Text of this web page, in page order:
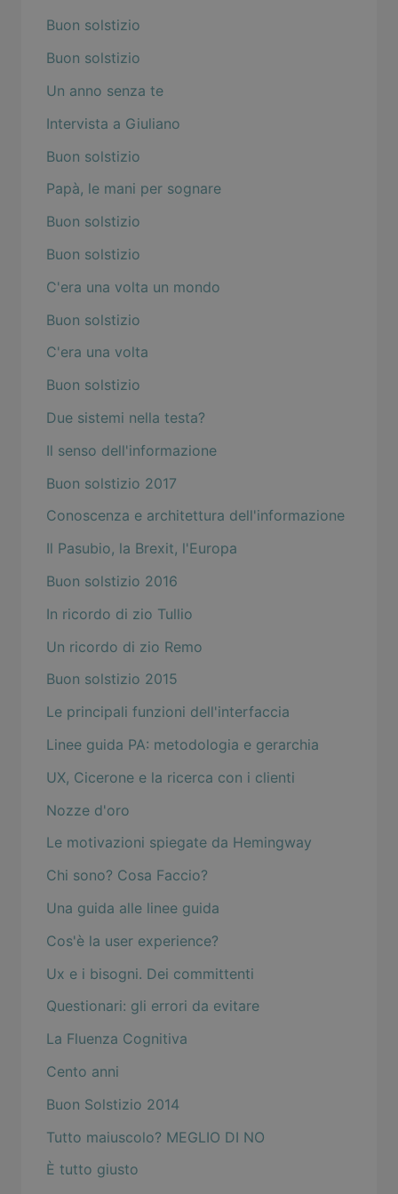
Buon solstizio
Buon solstizio
Un anno senza te
Intervista a Giuliano
Buon solstizio
Papà, le mani per sognare
Buon solstizio
Buon solstizio
C'era una volta un mondo
Buon solstizio
C'era una volta
Buon solstizio
Due sistemi nella testa?
Il senso dell'informazione
Buon solstizio 2017
Conoscenza e architettura dell'informazione
Il Pasubio, la Brexit, l'Europa
Buon solstizio 2016
In ricordo di zio Tullio
Un ricordo di zio Remo
Buon solstizio 2015
Le principali funzioni dell'interfaccia
Linee guida PA: metodologia e gerarchia
UX, Cicerone e la ricerca con i clienti
Nozze d'oro
Le motivazioni spiegate da Hemingway
Chi sono? Cosa Faccio?
Una guida alle linee guida
Cos'è la user experience?
Ux e i bisogni. Dei committenti
Questionari: gli errori da evitare
La Fluenza Cognitiva
Cento anni
Buon Solstizio 2014
Tutto maiuscolo? MEGLIO DI NO
È tutto giusto